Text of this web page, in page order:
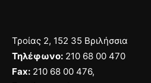
Τροίας 2, 152 35 Βριλήσσια
Τηλέφωνο: 210 68 00 470
Fax: 210 68 00 476,